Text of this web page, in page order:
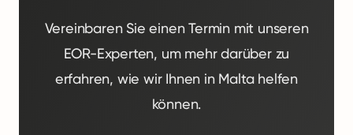
Vereinbaren Sie einen Termin mit unseren
EOR-Experten, um mehr darüber zu
erfahren, wie wir Ihnen in Malta helfen
können.